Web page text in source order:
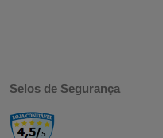
Selos de Segurança